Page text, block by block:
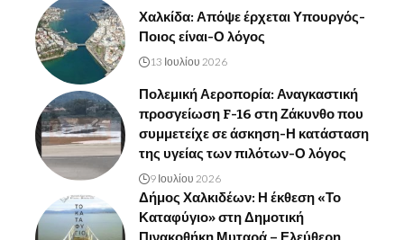
Χαλκίδα: Απόψε έρχεται Υπουργός-
Ποιος είναι-Ο λόγος
13 Ιουλίου 2026
Πολεμική Αεροπορία: Αναγκαστική
προσγείωση F-16 στη Ζάκυνθο που
συμμετείχε σε άσκηση-Η κατάσταση
της υγείας των πιλότων-Ο λόγος
9 Ιουλίου 2026
Δήμος Χαλκιδέων: Η έκθεση «Το
Καταφύγιο» στη Δημοτική